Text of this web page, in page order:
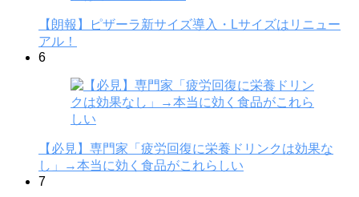
【朗報】ピザーラ新サイズ導入・Lサイズはリニュー
アル！
6
【必見】専門家「疲労回復に栄養ドリンクは効果な
し」→本当に効く食品がこれらしい
7